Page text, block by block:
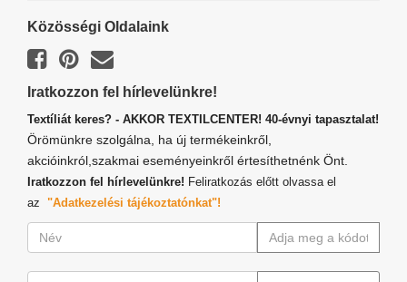
Közösségi Oldalaink
Iratkozzon fel hírlevelünkre!
Textíliát keres? - AKKOR TEXTILCENTER! 40-évnyi tapasztalat!
Örömünkre szolgálna, ha új termékeinkről,
akcióinkról,szakmai eseményeinkről értesíthetnénk Önt.
Iratkozzon fel hírlevelünkre! Feliratkozás előtt olvassa el
az "Adatkezelési tájékoztatónkat"!